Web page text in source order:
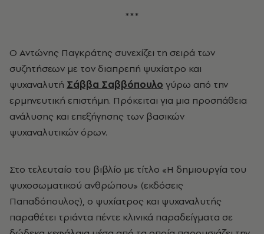
***
Ο Αντώνης Παγκράτης συνεχίζει τη σειρά των
συζητήσεων με τον διαπρεπή ψυχίατρο και
ψυχαναλυτή Σάββα Σαββόπουλο γύρω από την
ερμηνευτική επιστήμη. Πρόκειται για μια προσπάθεια
ανάλυσης και επεξήγησης των βασικών
ψυχαναλυτικών όρων.
Στο τελευταίο του βιβλίο με τίτλο «Η δημιουργία του
ψυχοσωματικού ανθρώπου» (εκδόσεις
Παπαδόπουλος), ο ψυχίατρος και ψυχαναλυτής
παραθέτει τριάντα πέντε κλινικά παραδείγματα σε